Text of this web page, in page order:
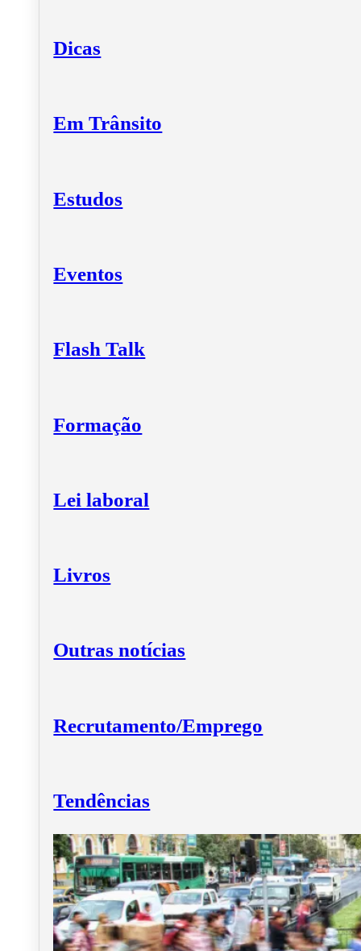
Dicas
Em Trânsito
Estudos
Eventos
Flash Talk
Formação
Lei laboral
Livros
Outras notícias
Recrutamento/Emprego
Tendências